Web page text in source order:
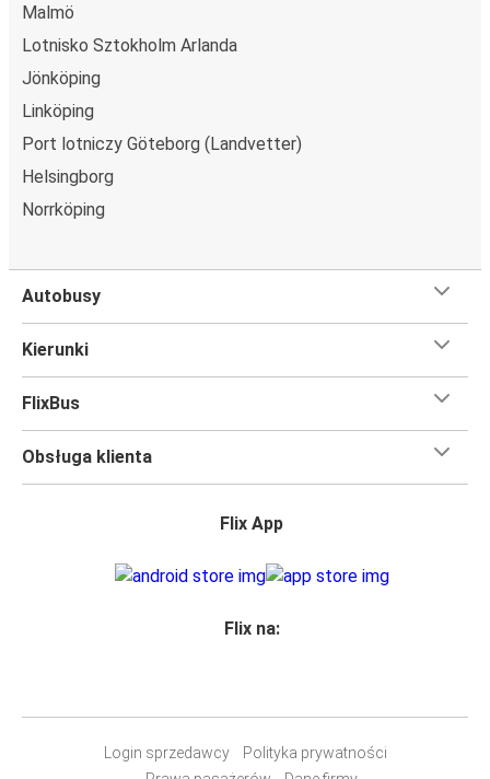
Malmö
Lotnisko Sztokholm Arlanda
Jönköping
Linköping
Port lotniczy Göteborg (Landvetter)
Helsingborg
Norrköping
Autobusy
Kierunki
FlixBus
Obsługa klienta
Flix App
Flix na:
Login sprzedawcy
Polityka prywatności